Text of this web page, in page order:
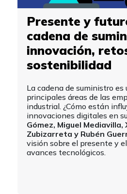
Presente y
cadena de
innovación,
sostenibilidad
La cadena de suministro es
principales áreas de las
industrial. ¿Cómo están
innovaciones digitales en
Gómez, Miguel Mediavilla,
Zubizarreta y Rubén
visión sobre el presente y
avances tecnológicos.